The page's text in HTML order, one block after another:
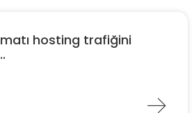
hosting trafiğini